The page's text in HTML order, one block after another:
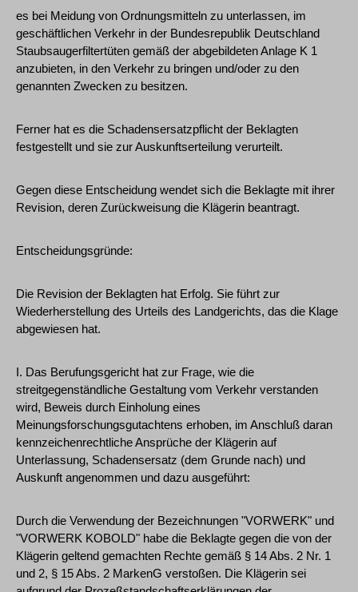
es bei Meidung von Ordnungsmitteln zu unterlassen, im
geschäftlichen Verkehr in der Bundesrepublik Deutschland
Staubsaugerfiltertüten gemäß der abgebildeten Anlage K 1
anzubieten, in den Verkehr zu bringen und/oder zu den
genannten Zwecken zu besitzen.
Ferner hat es die Schadensersatzpflicht der Beklagten
festgestellt und sie zur Auskunftserteilung verurteilt.
Gegen diese Entscheidung wendet sich die Beklagte mit ihrer
Revision, deren Zurückweisung die Klägerin beantragt.
Entscheidungsgründe:
Die Revision der Beklagten hat Erfolg. Sie führt zur
Wiederherstellung des Urteils des Landgerichts, das die Klage
abgewiesen hat.
I. Das Berufungsgericht hat zur Frage, wie die
streitgegenständliche Gestaltung vom Verkehr verstanden
wird, Beweis durch Einholung eines
Meinungsforschungsgutachtens erhoben, im Anschluß daran
kennzeichenrechtliche Ansprüche der Klägerin auf
Unterlassung, Schadensersatz (dem Grunde nach) und
Auskunft angenommen und dazu ausgeführt:
Durch die Verwendung der Bezeichnungen "VORWERK" und
"VORWERK KOBOLD" habe die Beklagte gegen die von der
Klägerin geltend gemachten Rechte gemäß § 14 Abs. 2 Nr. 1
und 2, § 15 Abs. 2 MarkenG verstoßen. Die Klägerin sei